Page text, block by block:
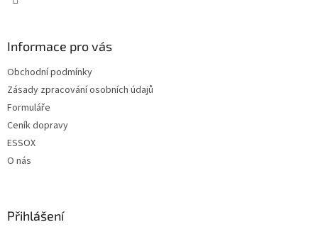
Informace pro vás
Obchodní podmínky
Zásady zpracování osobních údajů
Formuláře
Ceník dopravy
ESSOX
O nás
Přihlášení